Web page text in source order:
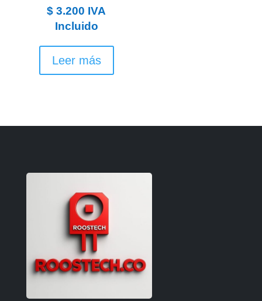
$ 3.200 IVA
Incluido
Leer más